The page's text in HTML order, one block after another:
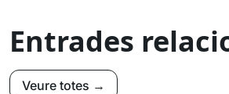
Entrades
Veure totes →